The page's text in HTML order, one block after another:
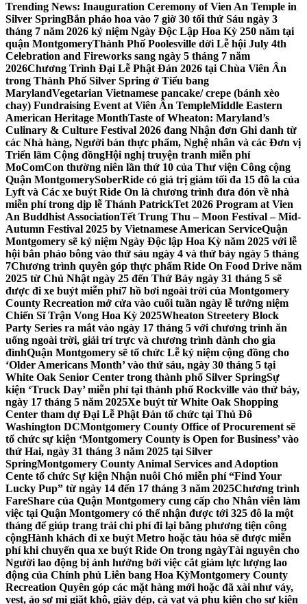
Trending News: Inauguration Ceremony of Vien An Temple in
Silver SpringBắn pháo hoa vào 7 giờ 30 tối thứ Sáu ngày 3
tháng 7 năm 2026 kỷ niệm Ngày Độc Lập Hoa Kỳ 250 năm tại
quận MontgomeryThành Phố Poolesville dời Lễ hội July 4th
Celebration and Fireworks sang ngày 5 tháng 7 năm
2026Chương Trình Đại Lễ Phật Đản 2026 tại Chùa Viên Ân
trong Thành Phố Silver Spring ở Tiểu bang
MarylandVegetarian Vietnamese pancake/ crepe (bánh xèo
chay) Fundraising Event at Viên Ân TempleMiddle Eastern
American Heritage MonthTaste of Wheaton: Maryland’s
Culinary & Culture Festival 2026 đang Nhận đơn Ghi danh từ
các Nhà hàng, Người bán thực phẩm, Nghệ nhân và các Đơn vị
Triển lãm Cộng đồngHội nghị truyện tranh miễn phí
MoComCon thường niên lần thứ 10 của Thư viện Công cộng
Quận MontgomerySoberRide có giá trị giảm tối đa 15 đô la của
Lyft và Các xe buýt Ride On là chương trình đưa đón về nhà
miễn phí trong dịp lễ Thánh PatrickTet 2026 Program at Vien
An Buddhist AssociationTết Trung Thu – Moon Festival – Mid-
Autumn Festival 2025 by Vietnamese American ServiceQuận
Montgomery sẽ kỷ niệm Ngày Độc lập Hoa Kỳ năm 2025 với lễ
hội bắn pháo bông vào thứ sáu ngày 4 và thứ bảy ngày 5 tháng
7Chương trình quyên góp thực phẩm Ride On Food Drive năm
2025 từ Chủ Nhật ngày 25 đến Thứ Bảy ngày 31 tháng 5 sẽ
được đi xe buýt miễn phí7 hồ bơi ngoài trời của Montgomery
County Recreation mở cửa vào cuối tuần ngày lễ tưởng niệm
Chiến Sĩ Trận Vong Hoa Kỳ 2025Wheaton Streetery Block
Party Series ra mắt vào ngày 17 tháng 5 với chương trình ăn
uống ngoài trời, giải trí trực và chương trình dành cho gia
đìnhQuận Montgomery sẽ tổ chức Lễ kỷ niệm cộng đồng cho
‘Older Americans Month’ vào thứ sáu, ngày 30 tháng 5 tại
White Oak Senior Center trong thành phố Silver SpringSự
kiện ‘Truck Day’ miễn phí tại thành phố Rockville vào thứ bảy,
ngày 17 tháng 5 năm 2025Xe buýt từ White Oak Shopping
Center tham dự Đại Lễ Phật Đản tổ chức tại Thủ Đô
Washington DCMontgomery County Office of Procurement sẽ
tổ chức sự kiện ‘Montgomery County is Open for Business’ vào
thứ Hai, ngày 31 tháng 3 năm 2025 tại Silver
SpringMontgomery County Animal Services and Adoption
Cente tổ chức Sự kiện Nhận nuôi Chó miễn phí “Find Your
Lucky Pup” từ ngày 14 đến 17 tháng 3 năm 2025Chương trình
FareShare của Quận Montgomery cung cấp cho Nhân viên làm
việc tại Quận Montgomery có thể nhận được tới 325 đô la một
tháng để giúp trang trải chi phí đi lại bằng phương tiện công
cộngHành khách đi xe buýt Metro hoặc tàu hỏa sẽ được miễn
phí khi chuyển qua xe buýt Ride On trong ngàyTài nguyên cho
Người lao động bị ảnh hưởng bởi việc cắt giảm lực lượng lao
động của Chính phủ Liên bang Hoa KỳMontgomery County
Recreation Quyên góp các mặt hàng mới hoặc đã xài như váy,
vest, áo sơ mi giặt khô, giày dép, cà vạt và phụ kiện cho sự kiện